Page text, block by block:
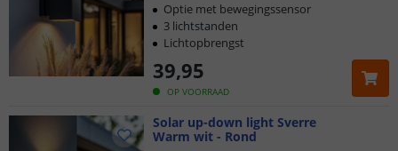
OP VOORRAAD
39,95
Optie met bewegingssensor
3 lichtstanden
Lichtopbrengst
Solar up-down light Sverre
Warm wit - Rond